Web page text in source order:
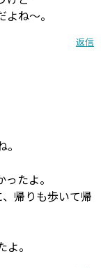
ね〜。
返信
たよ。
帰りも歩いて帰
。